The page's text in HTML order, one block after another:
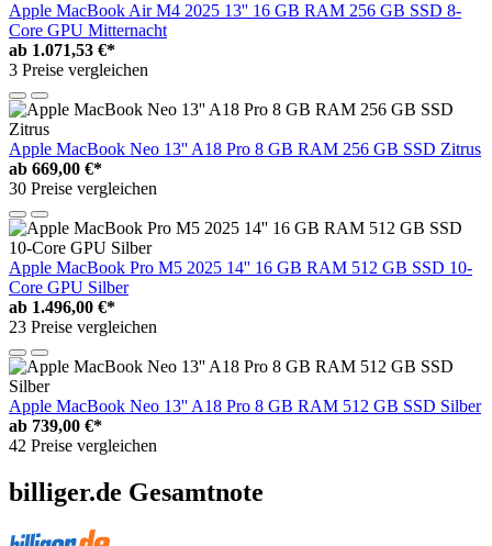
Apple MacBook Air M4 2025 13'' 16 GB RAM 256 GB SSD 8-
Core GPU Mitternacht
ab 1.071,53 €*
3 Preise vergleichen
Apple MacBook Neo 13'' A18 Pro 8 GB RAM 256 GB SSD Zitrus
ab 669,00 €*
30 Preise vergleichen
Apple MacBook Pro M5 2025 14'' 16 GB RAM 512 GB SSD 10-
Core GPU Silber
ab 1.496,00 €*
23 Preise vergleichen
Apple MacBook Neo 13'' A18 Pro 8 GB RAM 512 GB SSD Silber
ab 739,00 €*
42 Preise vergleichen
billiger.de Gesamtnote